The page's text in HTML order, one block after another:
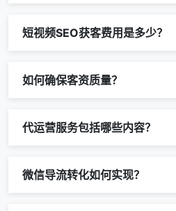
短视频SEO获客费用是多少？
如何确保客资质量？
代运营服务包括哪些内容？
微信导流转化如何实现？